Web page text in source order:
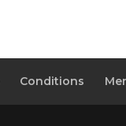
Conditions